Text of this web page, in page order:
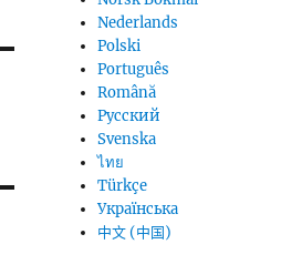
Nederlands
Polski
Português
Română
Русский
Svenska
ไทย
Türkçe
Українська
中文 (中国)